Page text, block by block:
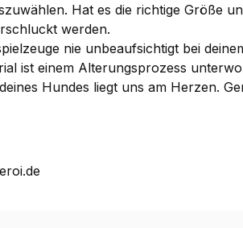
Hat es die richtige Größe
werden.
nie unbeaufsichtigt bei
ist einem Alterungsprozess
Hundes liegt uns am Herzen.